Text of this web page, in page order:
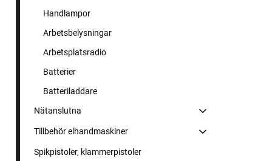
Handlampor
Arbetsbelysningar
Arbetsplatsradio
Batterier
Batteriladdare
Nätanslutna
Tillbehör elhandmaskiner
Spikpistoler, klammerpistoler